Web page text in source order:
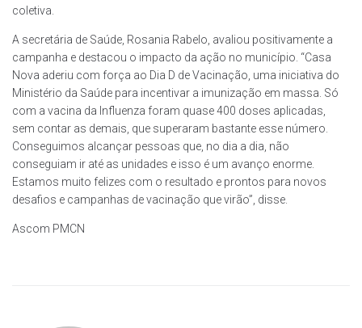
coletiva.
A secretária de Saúde, Rosania Rabelo, avaliou positivamente a
campanha e destacou o impacto da ação no município. “Casa
Nova aderiu com força ao Dia D de Vacinação, uma iniciativa do
Ministério da Saúde para incentivar a imunização em massa. Só
com a vacina da Influenza foram quase 400 doses aplicadas,
sem contar as demais, que superaram bastante esse número.
Conseguimos alcançar pessoas que, no dia a dia, não
conseguiam ir até as unidades e isso é um avanço enorme.
Estamos muito felizes com o resultado e prontos para novos
desafios e campanhas de vacinação que virão”, disse.
Ascom PMCN